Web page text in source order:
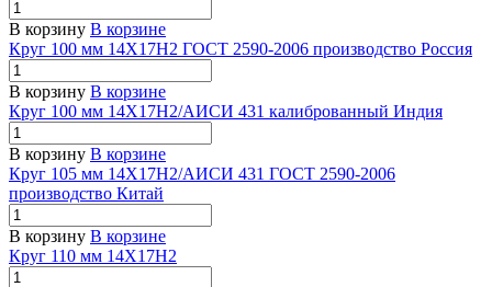
В корзину В корзине
Круг 100 мм 14Х17Н2 ГОСТ 2590-2006 производство Россия
В корзину В корзине
Круг 100 мм 14Х17Н2/АИСИ 431 калиброванный Индия
В корзину В корзине
Круг 105 мм 14Х17Н2/АИСИ 431 ГОСТ 2590-2006
производство Китай
В корзину В корзине
Круг 110 мм 14Х17Н2